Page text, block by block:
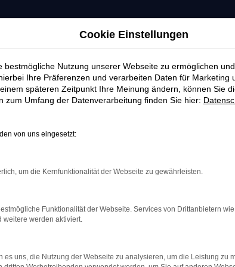
Cookie Einstellungen
bestmögliche Nutzung unserer Webseite zu ermöglichen
Ihre Präferenzen und verarbeiten Daten für Marketing
späteren Zeitpunkt Ihre Meinung ändern, können Sie
zum Umfang der Datenverarbeitung finden Sie hier:
von uns eingesetzt:
um die Kernfunktionalität der Webseite zu gewährleisten.
Funktionalität der Webseite. Services von Drittanbietern
weitere werden aktiviert.
es uns, die Nutzung der Webseite zu analysieren, um die Leistung zu